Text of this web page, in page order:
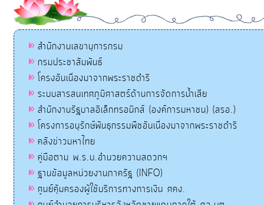
สำนักงานเลขานุการกรม
กรมประชาสัมพันธ์
โครงอันเนื่องมาจากพระราชดำริ
ระบบสารสนเทศภูมิศาสตร์ด้านการจัดการน้ำเสีย
สำนักงานรัฐบาลอิเล็กทรอนิกส์ (องค์การมหาชน) (สรอ.)
โครงการอนุรักษ์พันธุกรรมพืชอันเนื่องมาจากพระราชดำริ
คลังข่าวมหาไทย
คู่มือตาม พ.ร.บ.อำนวยความสดวกฯ
ฐานข้อมูลหน่วยงานภาครัฐ (INFO)
ศูนย์คุ้มครองผู้ใช้บริการทางการเงิน ศคง.